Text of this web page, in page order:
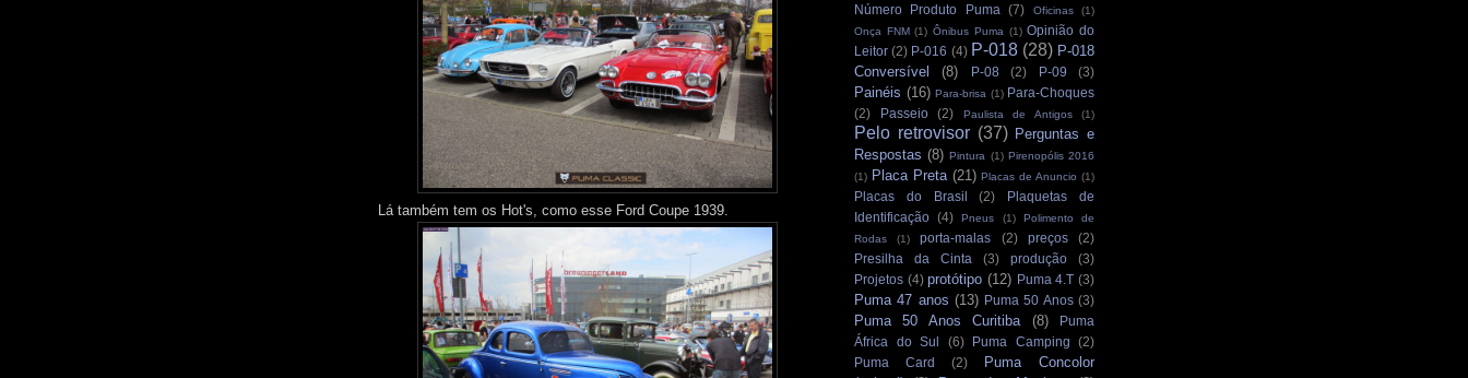
Lá também tem os Hot's, como esse Ford Coupe 1939.
Número Produto Puma
(7) Oficinas
(1)
Onça FNM (1) Ônibus Puma (1) Opinião do
Leitor (2) P-016 (4) P-018 (28) P-018
Conversível
(8) P-08 (2) P-09 (3)
Painéis (16) Para-brisa (1) Para-Choques
(2)
Passeio (2) Paulista de Antigos (1)
Pelo retrovisor (37) Perguntas e
Respostas (8) Pintura (1) Pirenopólis 2016
(1) Placa Preta (21) Placas de Anuncio (1)
Placas do Brasil (2)
Plaquetas de
Identificação (4) Pneus (1)
Polimento de
Rodas
(1) porta-malas (2) preços
(2)
Presilha da Cinta
(3) produção
(3)
Projetos (4) protótipo (12) Puma 4.T (3)
Puma 47 anos (13) Puma 50 Anos (3)
Puma 50 Anos Curitiba (8)
Puma
África do Sul
(6) Puma Camping
(2)
Puma Card
(2)
Puma Concolor